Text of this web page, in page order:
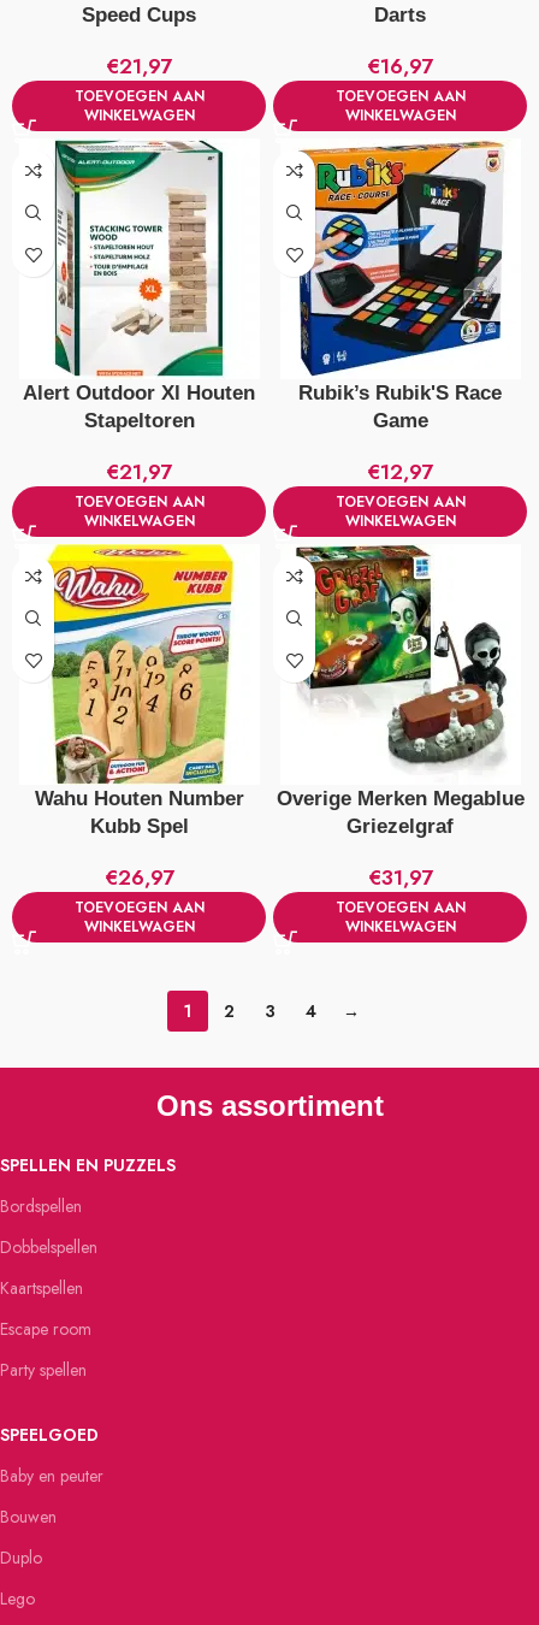
Speed Cups
€21,97
TOEVOEGEN AAN
WINKELWAGEN
Darts
€16,97
TOEVOEGEN AAN
WINKELWAGEN
Alert Outdoor Xl Houten
Stapeltoren
€21,97
TOEVOEGEN AAN
WINKELWAGEN
Rubik’s Rubik'S Race
Game
€12,97
TOEVOEGEN AAN
WINKELWAGEN
Wahu Houten Number
Kubb Spel
€26,97
TOEVOEGEN AAN
WINKELWAGEN
Overige Merken Megablue
Griezelgraf
€31,97
TOEVOEGEN AAN
WINKELWAGEN
1 2 3 4 →
Ons assortiment
SPELLEN EN PUZZELS
Bordspellen
Dobbelspellen
Kaartspellen
Escape room
Party spellen
SPEELGOED
Baby en peuter
Bouwen
Duplo
Lego